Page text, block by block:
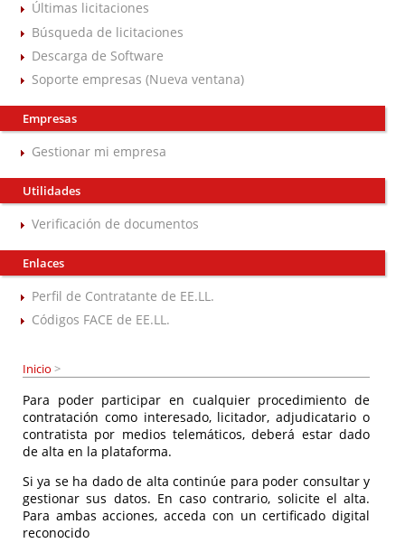
Últimas licitaciones
Búsqueda de licitaciones
Descarga de Software
Soporte empresas (Nueva ventana)
Empresas
Gestionar mi empresa
Utilidades
Verificación de documentos
Enlaces
Perfil de Contratante de EE.LL.
Códigos FACE de EE.LL.
Inicio >
Para poder participar en cualquier procedimiento de
contratación como interesado, licitador, adjudicatario o
contratista por medios telemáticos, deberá estar dado
de alta en la plataforma.
Si ya se ha dado de alta continúe para poder consultar y
gestionar sus datos. En caso contrario, solicite el alta.
Para ambas acciones, acceda con un certificado digital
reconocido